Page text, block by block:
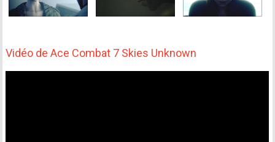
Vidéo de Ace Combat 7 Skies Unknown